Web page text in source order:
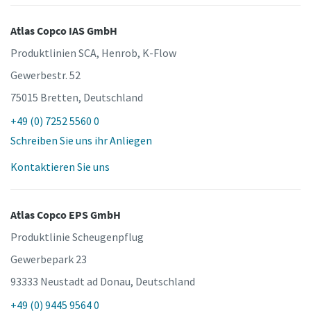
-und Bedienungsanleitungen sowie weitere Information
zu unseren Produkten finden Sie in unserem ServAid.
Hier geht's zu unserem ServAid
Atlas Copco IAS GmbH
Produktlinien SCA, Henrob, K-Flow
Gewerbestr. 52
75015 Bretten, Deutschland
+49 (0) 7252 5560 0
Schreiben Sie uns ihr Anliegen
Kontaktieren Sie uns
Atlas Copco EPS GmbH
Produktlinie Scheugenpflug
Gewerbepark 23
93333 Neustadt ad Donau, Deutschland
+49 (0) 9445 9564 0